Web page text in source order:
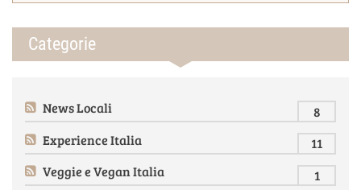
Categorie
News Locali
8
Experience Italia
11
Veggie e Vegan Italia
1